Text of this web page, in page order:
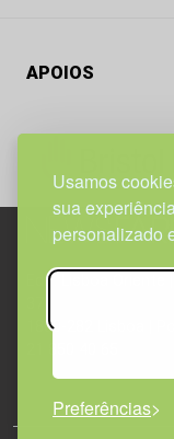
Usamos
sua
personalizado
Preferências
APOIOS
Edif. Lisboa
1800-282 Lisboa |